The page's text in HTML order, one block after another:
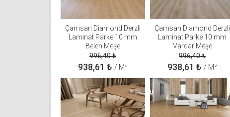
Çamsan Diamond Derzli
Laminat Parke 10 mm
Belen Meşe
996,40₺
938,61 ₺ / M²
Çamsan Diamond Derzli
Laminat Parke 10 mm
Vardar Meşe
996,40₺
938,61 ₺ / M²